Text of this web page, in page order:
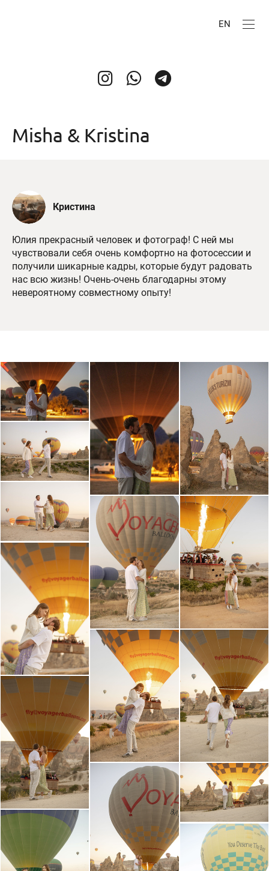
EN
Misha & Kristina
Кристина
Юлия прекрасный человек и фотограф! С ней мы
чувствовали себя очень комфортно на фотосессии и
получили шикарные кадры, которые будут радовать
нас всю жизнь! Очень-очень благодарны этому
невероятному совместному опыту!